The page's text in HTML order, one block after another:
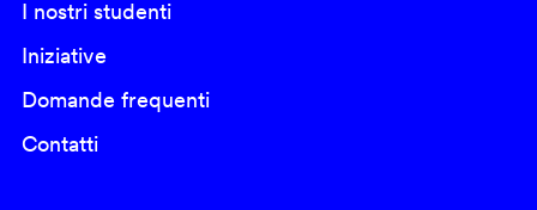
I nostri studenti
Iniziative
Domande frequenti
Contatti